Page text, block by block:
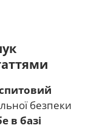
безпеки
в базі